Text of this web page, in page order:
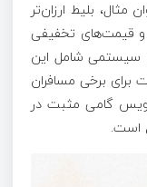
بلیط ارزان‌تر
و قیمت‌های تخفیفی
سیستمی شامل این
برخی مسافران
گامی مثبت در
است.